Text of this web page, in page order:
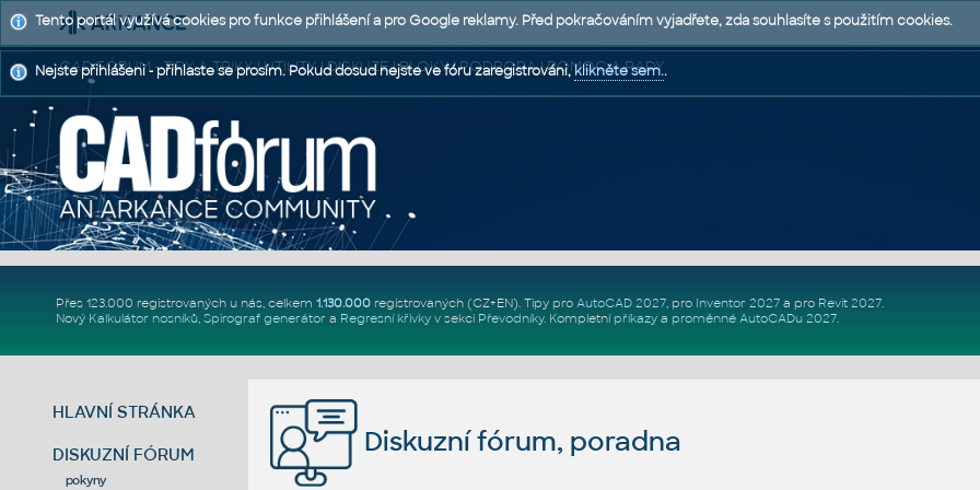
CAD FÓRUM - TIPY A TRIKY | UTILITY | DISKUZE | BLOKY | PODPORA | POMOC A RADY
Přes 123.000 registrovaných u nás, celkem 1.130.000registrovaných (CZ+EN). Tipy pro AutoCAD 2027, pro Inventor 2027a pro Revit 2027.
Nový Kalkulátor nosníků, Spirograf generátor a Regresní křivkyv sekci Převodníky. Kompletní příkazya proměnné AutoCADu 2027.
HLAVNÍ STRÁNKA
DISKUZNÍ FÓRUM
pokyny
Diskuzní fórum, poradna
Tento portál využívá cookies pro funkce přihlášení a pro Google reklamy. Před pokračováním vyjadřete, zda souhlasíte s použitím cookies.
Nejste přihlášeni - přihlaste se prosím. Pokud dosud nejste ve fóru zaregistrováni,klikněte sem..